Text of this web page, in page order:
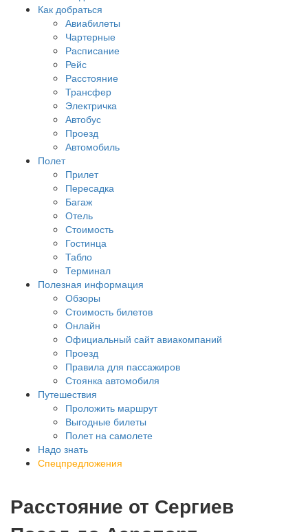
Как добраться
Авиабилеты
Чартерные
Расписание
Рейс
Расстояние
Трансфер
Электричка
Автобус
Проезд
Автомобиль
Полет
Прилет
Пересадка
Багаж
Отель
Стоимость
Гостинца
Табло
Терминал
Полезная информация
Обзоры
Стоимость билетов
Онлайн
Официальный сайт авиакомпаний
Проезд
Правила для пассажиров
Стоянка автомобиля
Путешествия
Проложить маршрут
Выгодные билеты
Полет на самолете
Надо знать
Спецпредложения
Расстояние от Сергиев